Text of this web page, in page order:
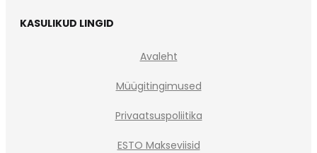
KASULIKUD LINGID
Avaleht
Müügitingimused
Privaatsuspoliitika
ESTO Makseviisid